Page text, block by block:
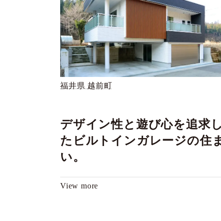
福井県 越前町
デザイン性と遊び心を追求
たビルトインガレージの住
い。
View more